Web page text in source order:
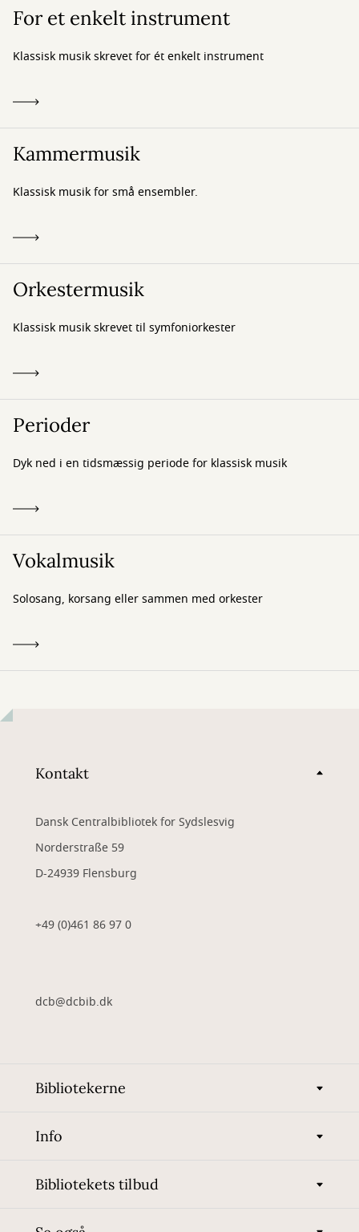
For et enkelt instrument
Klassisk musik skrevet for ét enkelt instrument
Kammermusik
Klassisk musik for små ensembler.
Orkestermusik
Klassisk musik skrevet til symfoniorkester
Perioder
Dyk ned i en tidsmæssig periode for klassisk musik
Vokalmusik
Solosang, korsang eller sammen med orkester
Kontakt
Dansk Centralbibliotek for Sydslesvig
Norderstraße 59
D-24939 Flensburg
+49 (0)461 86 97 0
dcb@dcbib.dk
Bibliotekerne
Info
Bibliotekets tilbud